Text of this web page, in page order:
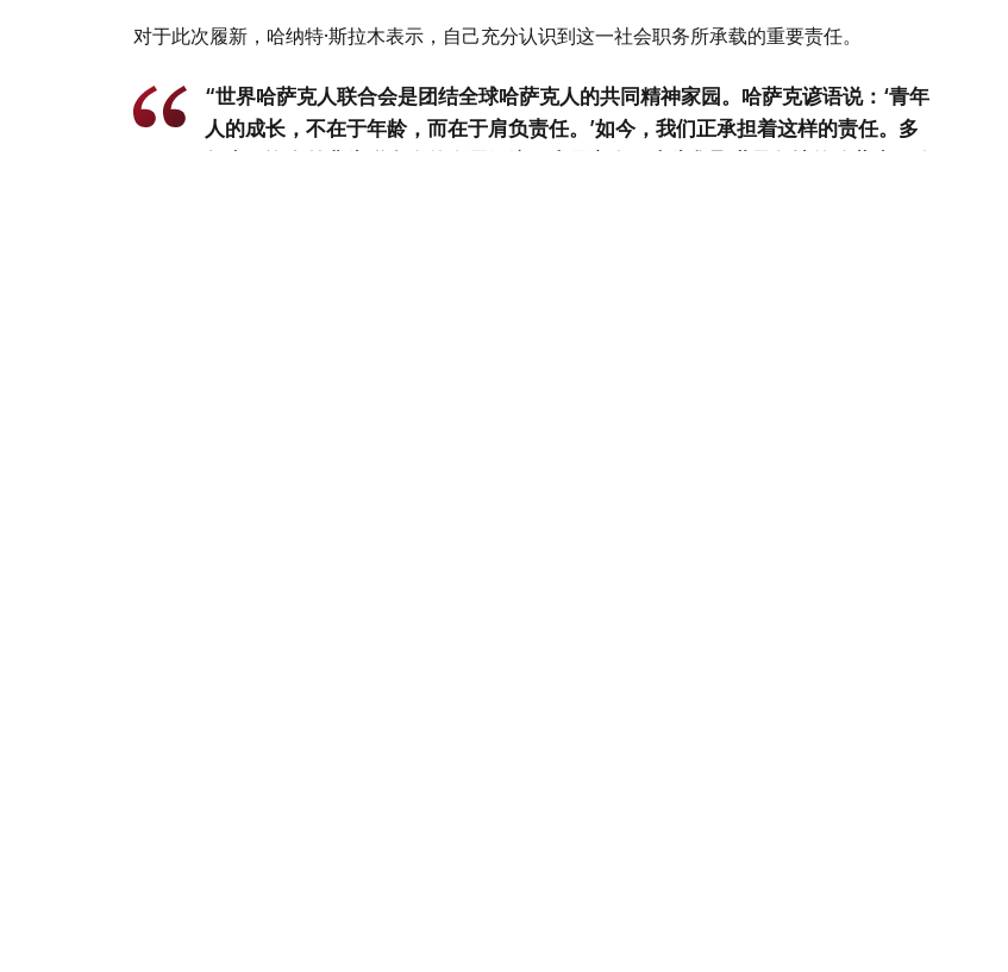
对于此次履新，哈纳特·斯拉木表示，自己充分认识到这一社会职务所承载的重要责任。
“世界哈萨克人联合会是团结全球哈萨克人的共同精神家园。哈萨克谚语说：‘青年
人的成长，不在于年龄，而在于肩负责任。’如今，我们正承担着这样的责任。多